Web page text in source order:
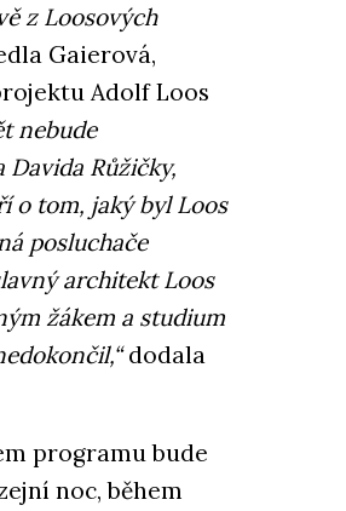
z Loosových
Gaierová,
Adolf Loos
nebude
Davida Růžičky,
o tom, jaký byl Loos
posluchače
architekt Loos
žákem a studium
dodala
programu bude
noc, během